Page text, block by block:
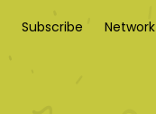
Subscribe Network